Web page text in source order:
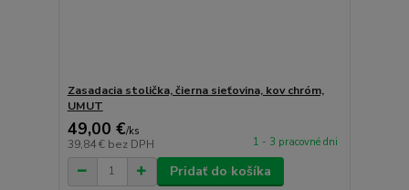
Zasadacia stolička, čierna sieťovina, kov chróm,
UMUT
49,00 €/ks
39,84 € bez DPH 1 - 3 pracovné dni
Pridať do košíka